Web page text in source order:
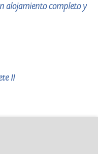
alojamiento completo y
II